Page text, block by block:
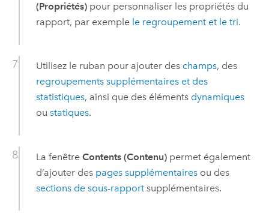
(Propriétés)pour personnaliser les propriétés du
rapport, par exemple le regroupement et le tri.
Utilisez le ruban pour ajouter des champs, des
regroupements supplémentaires et des
statistiques, ainsi que des éléments dynamiques
ou statiques.
La fenêtre Contents (Contenu)permet également
d’ajouter des pages supplémentairesou des
sections de sous-rapportsupplémentaires.